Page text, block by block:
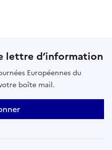
lettre d’information
Européennes du
boîte mail.